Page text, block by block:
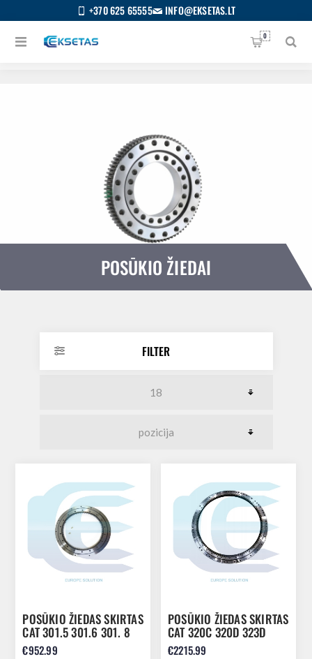
+370 625 65555 INFO@EKSETAS.LT
0
POSŪKIO ŽIEDAI
FILTER
POSŪKIO ŽIEDAS SKIRTAS
CAT 301.5 301.6 301. 8
2168922
€952.99
POSŪKIO ŽIEDAS SKIRTAS
CAT 320C 320D 323D
1719425
€2215.99